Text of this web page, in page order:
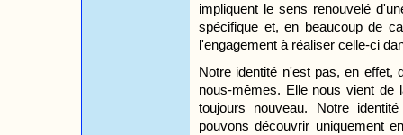
impliquent le sens renouvelé
spécifique et, en beaucoup de
l'engagement à réaliser celle-ci
Notre identité n'est pas, en effet,
nous-mêmes. Elle nous vient de
toujours nouveau. Notre
pouvons découvrir uniquement